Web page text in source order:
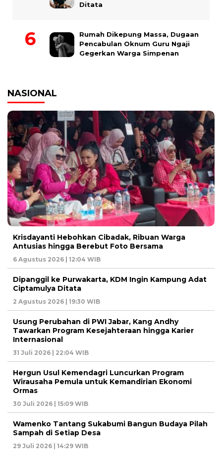
Ditata
Rumah Dikepung Massa, Dugaan
Pencabulan Oknum Guru Ngaji
Gegerkan Warga Simpenan
NASIONAL
Krisdayanti Hebohkan Cibadak, Ribuan Warga
Antusias hingga Berebut Foto Bersama
6 Agustus 2026 | 12:04 WIB
Dipanggil ke Purwakarta, KDM Ingin Kampung Adat
Ciptamulya Ditata
2 Agustus 2026 | 19:30 WIB
Usung Perubahan di PWI Jabar, Kang Andhy
Tawarkan Program Kesejahteraan hingga Karier
Internasional
31 Juli 2026 | 22:04 WIB
Hergun Usul Kemendagri Luncurkan Program
Wirausaha Pemula untuk Kemandirian Ekonomi
Ormas
30 Juli 2026 | 15:09 WIB
Wamenko Tantang Sukabumi Bangun Budaya Pilah
Sampah di Setiap Desa
29 Juli 2026 | 14:29 WIB